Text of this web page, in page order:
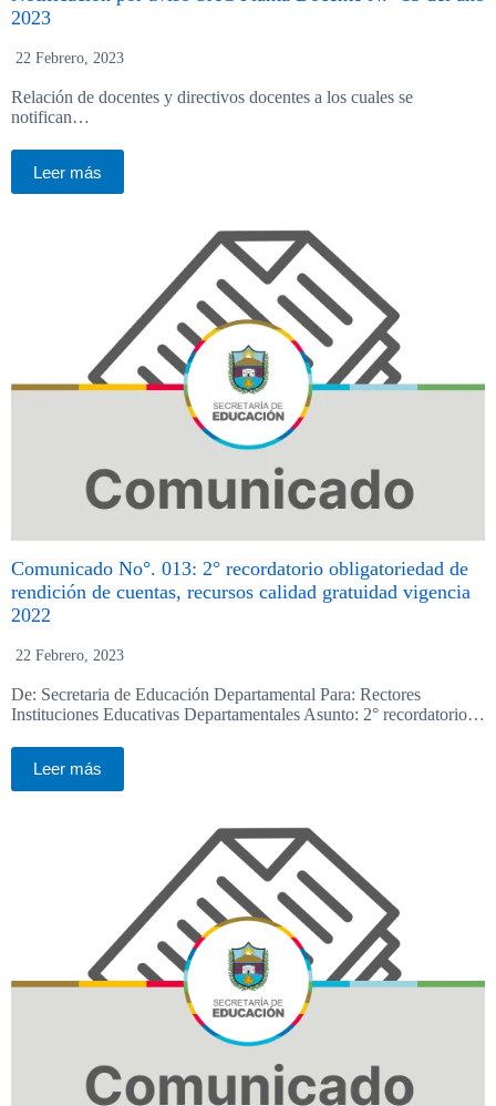
2023
22 Febrero, 2023
Relación de docentes y directivos docentes a los cuales se
notifican…
Leer más
Comunicado No°. 013: 2° recordatorio obligatoriedad de
rendición de cuentas, recursos calidad gratuidad vigencia
2022
22 Febrero, 2023
De: Secretaria de Educación Departamental Para: Rectores
Instituciones Educativas Departamentales Asunto: 2° recordatorio…
Leer más